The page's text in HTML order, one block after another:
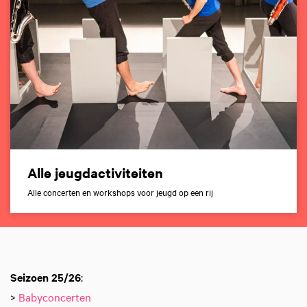
Alle jeugdactiviteiten
Alle concerten en workshops voor jeugd op een rij
Seizoen 25/26:
> Babyconcerten